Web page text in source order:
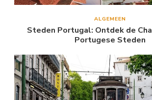
ALGEMEEN
Steden Portugal: Ontdek de
Portugese Steden